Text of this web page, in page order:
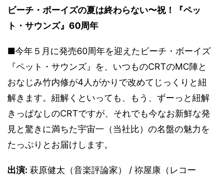
ビーチ・ボーイズの夏は終わらない〜祝！『ペッ
ト・サウンズ』60周年
■今年５月に発売60周年を迎えたビーチ・ボーイズ
『ペット・サウンズ』を、いつものCRTのMC陣と
おなじみ竹内修が4人がかりで改めてじっくりと紐
解きます。紐解くといっても、もう、ずーっと紐解
きっぱなしのCRTですが、それでも今なお新鮮な発
見と驚きに満ちた宇宙一（当社比）の名盤の魅力を
たっぷりとお届けします。
出演: 萩原健太（音楽評論家） / 祢屋康（レコー